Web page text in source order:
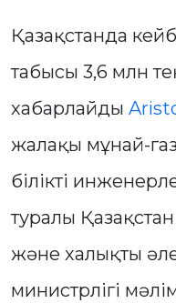
Қазақстанда
табысы 3,6 млн
хабарлайды
жалақы мұнай-
білікті
туралы
және халықты
министрлігі